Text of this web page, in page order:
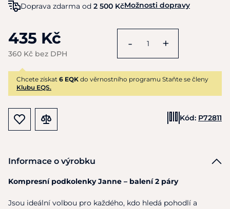
Doprava zdarma od 2 500 KčMožnosti dopravy
435 Kč
360 Kč bez DPH
- +
Chcete získat 6 EQK do věrnostního programu Staňte se členy
Klubu EQS.
Kód: P72811
Informace o výrobku
Kompresní podkolenky Janne – balení 2 páry
Jsou ideální volbou pro každého, kdo hledá pohodlí a